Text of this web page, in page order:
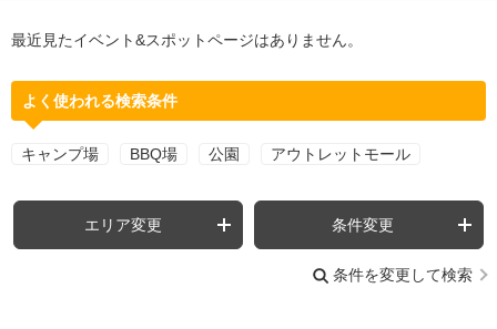
最近見たイベント&スポットページはありません。
よく使われる検索条件
キャンプ場 BBQ場 公園 アウトレットモール
エリア変更 条件変更
条件を変更して検索